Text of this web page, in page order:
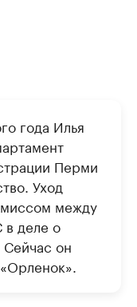
года Илья
Перми
Уход
между
деле о
он